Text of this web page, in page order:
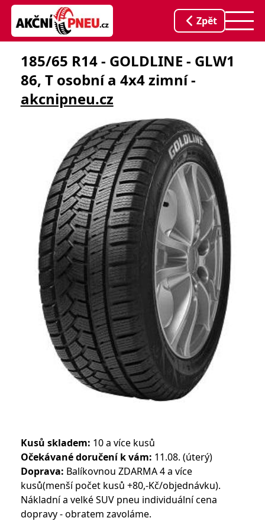
Zpět
185/65 R14 - GOLDLINE - GLW1
86, T osobní a 4x4 zimní -
akcnipneu.cz
Kusů skladem: 10 a více kusů
Očekávané doručení k vám: 11.08. (úterý)
Doprava: Balíkovnou ZDARMA 4 a více
kusů(menší počet kusů +80,-Kč/objednávku).
Nákladní a velké SUV pneu individuální cena
dopravy - obratem zavoláme.